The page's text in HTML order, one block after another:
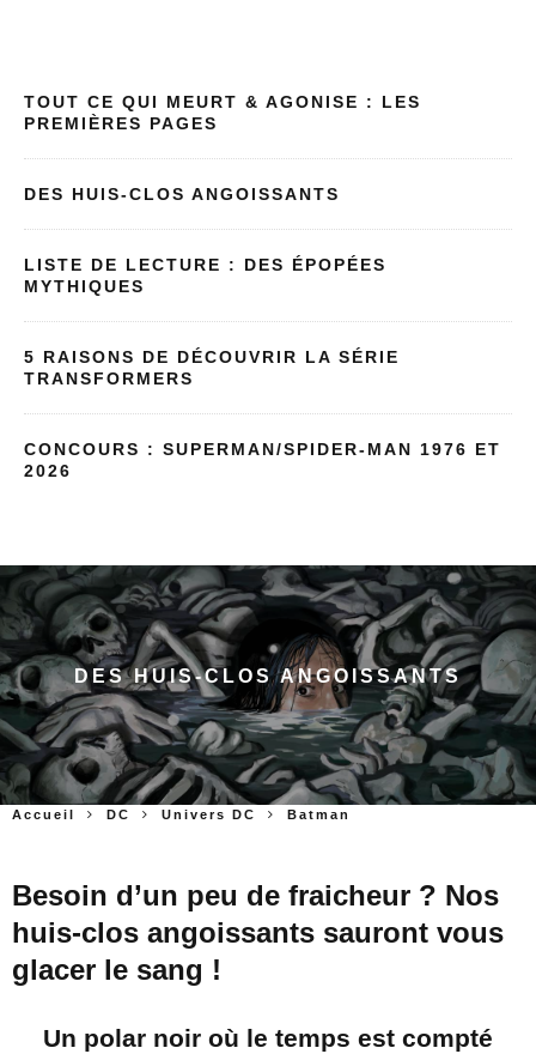
TOUT CE QUI MEURT & AGONISE : LES
PREMIÈRES PAGES
DES HUIS-CLOS ANGOISSANTS
LISTE DE LECTURE : DES ÉPOPÉES
MYTHIQUES
5 RAISONS DE DÉCOUVRIR LA SÉRIE
TRANSFORMERS
CONCOURS : SUPERMAN/SPIDER-MAN 1976 ET
2026
DES HUIS-CLOS ANGOISSANTS
Accueil DC Univers DC Batman
Besoin d’un peu de fraicheur ? Nos
huis-clos angoissants sauront vous
glacer le sang !
Un polar noir où le temps est compté